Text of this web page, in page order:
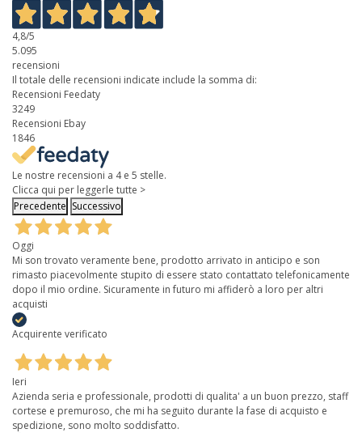
4,8/5
5.095
recensioni
Il totale delle recensioni indicate include la somma di:
Recensioni Feedaty
3249
Recensioni Ebay
1846
Le nostre recensioni a 4 e 5 stelle.
Clicca qui per leggerle tutte >
Precedente Successivo
Oggi
Mi son trovato veramente bene, prodotto arrivato in anticipo e son
rimasto piacevolmente stupito di essere stato contattato telefonicamente
dopo il mio ordine. Sicuramente in futuro mi affiderò a loro per altri
acquisti
Acquirente verificato
Ieri
Azienda seria e professionale, prodotti di qualita' a un buon prezzo, staff
cortese e premuroso, che mi ha seguito durante la fase di acquisto e
spedizione, sono molto soddisfatto.